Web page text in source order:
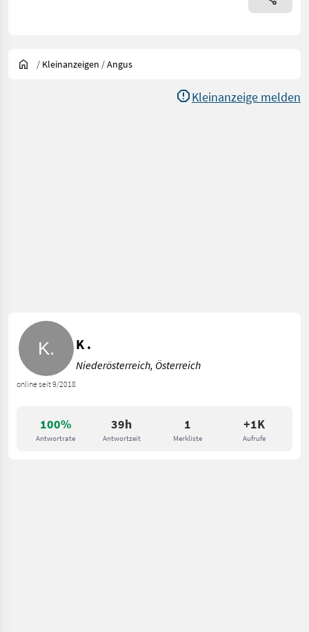
/ Kleinanzeigen /Angus
Kleinanzeige melden
100%
Antwortrate
39h
Antwortzeit
1
Merkliste
+1K
Aufrufe
online seit 9/2018
K .
Niederösterreich, Österreich